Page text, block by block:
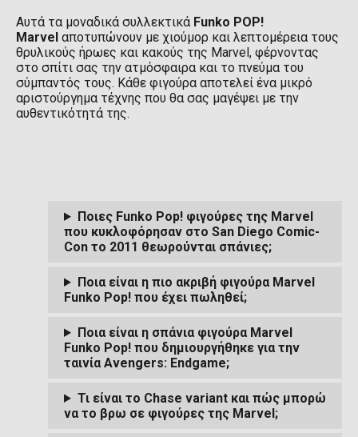
Αυτά τα μοναδικά συλλεκτικά Funko POP!
Marvel αποτυπώνουν με χιούμορ και λεπτομέρεια τους
θρυλικούς ήρωες και κακούς της Marvel, φέρνοντας
στο σπίτι σας την ατμόσφαιρα και το πνεύμα του
σύμπαντός τους. Κάθε φιγούρα αποτελεί ένα μικρό
αριστούργημα τέχνης που θα σας μαγέψει με την
αυθεντικότητά της.
Ποιες Funko Pop! φιγούρες της Marvel
που κυκλοφόρησαν στο San Diego Comic-
Con το 2011 θεωρούνται σπάνιες;
Ποια είναι η πιο ακριβή φιγούρα Marvel
Funko Pop! που έχει πωληθεί;
Ποια είναι η σπάνια φιγούρα Marvel
Funko Pop! που δημιουργήθηκε για την
ταινία Avengers: Endgame;
Τι είναι το Chase variant και πώς μπορώ
να το βρω σε φιγούρες της Marvel;